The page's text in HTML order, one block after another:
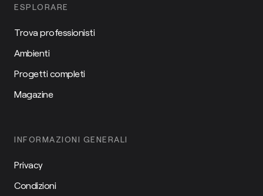
ESPLORARE
Trova professionisti
Ambienti
Progetti completi
Magazine
INFORMAZIONI GENERALI
Privacy
Condizioni